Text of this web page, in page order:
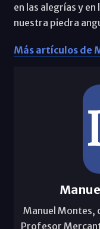
en las alegrías y en
nuestra piedra
Más artículos de
Manuel Montes,
Profesor